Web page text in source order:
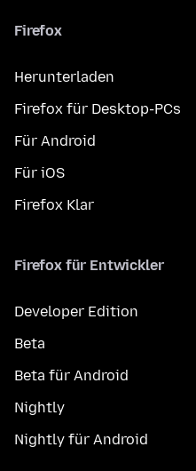
Firefox
Herunterladen
Firefox für Desktop-PCs
Für Android
Für iOS
Firefox Klar
Firefox für Entwickler
Developer Edition
Beta
Beta für Android
Nightly
Nightly für Android